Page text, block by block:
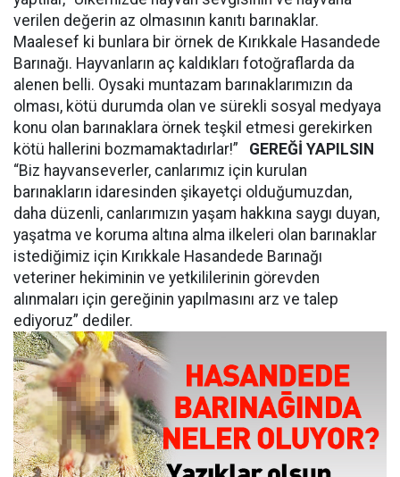
verilen değerin az olmasının kanıtı barınaklar.
Maalesef ki bunlara bir örnek de Kırıkkale Hasandede
Barınağı. Hayvanların aç kaldıkları fotoğraflarda da
alenen belli. Oysaki muntazam barınaklarımızın da
olması, kötü durumda olan ve sürekli sosyal medyaya
konu olan barınaklara örnek teşkil etmesi gerekirken
kötü hallerini bozmamaktadırlar!” GEREĞİ YAPILSIN
“Biz hayvanseverler, canlarımız için kurulan
barınakların idaresinden şikayetçi olduğumuzdan,
daha düzenli, canlarımızın yaşam hakkına saygı duyan,
yaşatma ve koruma altına alma ilkeleri olan barınaklar
istediğimiz için Kırıkkale Hasandede Barınağı
veteriner hekiminin ve yetkililerinin görevden
alınmaları için gereğinin yapılmasını arz ve talep
ediyoruz” dediler.